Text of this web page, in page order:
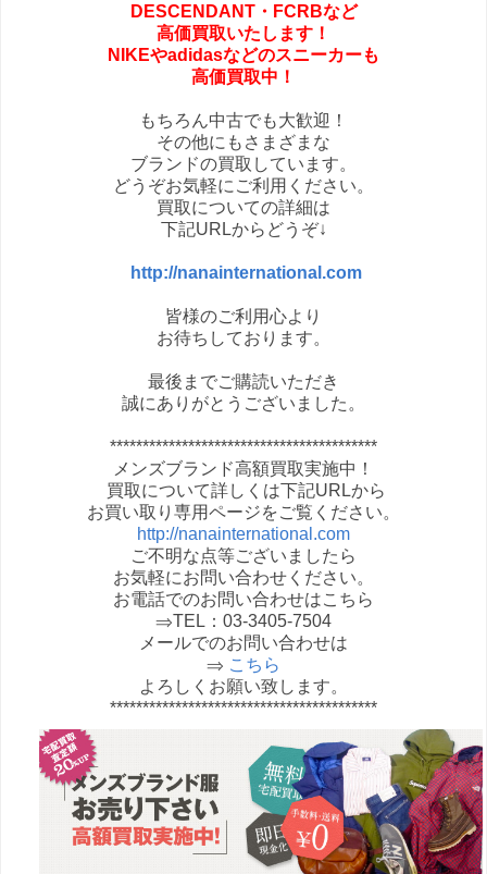
DESCENDANT・FCRBなど
高価買取いたします！
NIKEやadidasなどのスニーカーも
高価買取中！
もちろん中古でも大歓迎！
その他にもさまざまな
ブランドの買取しています。
どうぞお気軽にご利用ください。
買取についての詳細は
下記URLからどうぞ↓
http://nanainternational.com
皆様のご利用心より
お待ちしております。
最後までご購読いただき
誠にありがとうございました。
*****************************************
メンズブランド高額買取実施中！
買取について詳しくは下記URLから
お買い取り専用ページをご覧ください。
http://nanainternational.com
ご不明な点等ございましたら
お気軽にお問い合わせください。
お電話でのお問い合わせはこちら
⇒TEL：03-3405-7504
メールでのお問い合わせは
⇒ こちら
よろしくお願い致します。
*****************************************